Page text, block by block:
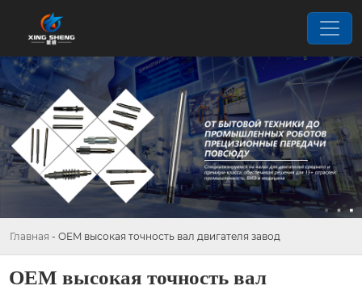
Главная - OEM высокая точность вал двигателя завод
OEM высокая точность вал